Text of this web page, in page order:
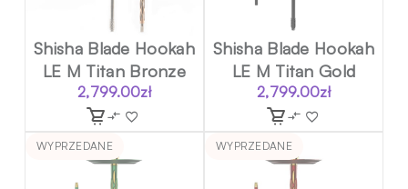
Shisha Blade Hookah
LE M Titan Bronze
2,799.00zł
Shisha Blade Hookah
LE M Titan Gold
2,799.00zł
WYPRZEDANE WYPRZEDANE